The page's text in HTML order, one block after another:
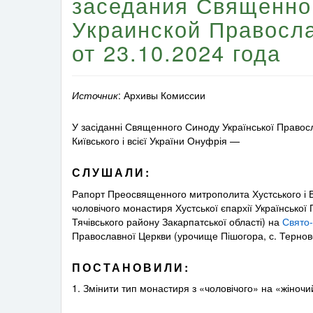
Украинской
от 23.10.2024 года
Источник: Архивы Комиссии
У засіданні Священного Синоду Української
Київського і всієї України Онуфрія —
СЛУШАЛИ:
Рапорт Преосвященного митрополита Хустського і
чоловічого монастиря Хустської єпархії
Тячівського району Закарпатської області) на
Православної Церкви (урочище Пішогора, с.
ПОСТАНОВИЛИ:
1. Змінити тип монастиря з «чоловічого» на